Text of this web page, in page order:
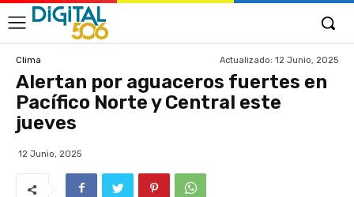
Clima Actualizado: 12 Junio, 2025
Alertan por aguaceros fuertes en
Pacífico Norte y Central este
jueves
12 Junio, 2025